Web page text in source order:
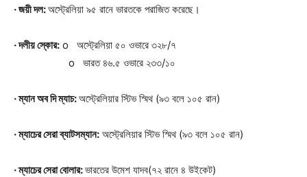
· জয়ী দল:অস্ট্রেলিয়া ৯৫ রানে ভারতকে পরাজিত করেছে।
· দলীয় স্কোর: o অস্ট্রেলিয়া ৫০ ওভারে ৩২৮/৭
o ভারত ৪৬.৫ ওভারে ২৩৩/১০
· ম্যান অব দি ম্যাচ:অস্ট্রেলিয়ার স্টিভ স্মিথ (৯৩ বলে ১০৫ রান)
· ম্যাচের সেরা ব্যাটসম্যান: অস্ট্রেলিয়ার স্টিভ স্মিথ (৯৩ বলে ১০৫ রান)
· ম্যাচের সেরা বোলার:ভারতের উমেশ যাদব(৭২ রানে ৪ উইকেট)